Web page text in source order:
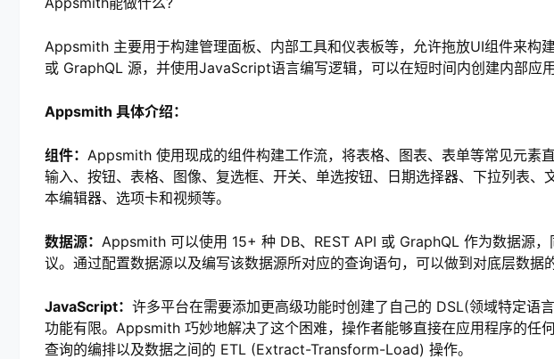
Appsmith 主要用于构建管理面板、内部工具和仪表板等，允许拖放UI组件来构
或 GraphQL 源，并使用JavaScript语言编写逻辑，可以在短时间内创建内部应用
Appsmith 具体介绍：
组件： Appsmith 使用现成的组件构建工作流，将表格、图表、表单等常见元素
输入、按钮、表格、图像、复选框、开关、单选按钮、日期选择器、下拉列表、
本编辑器、选项卡和视频等。
数据源： Appsmith 可以使用 15+ 种 DB、REST API 或 GraphQL 作为数据源
议。通过配置数据源以及编写该数据源所对应的查询语句，可以做到对底层数据
JavaScript： 许多平台在需要添加更高级功能时创建了自己的 DSL(领域特定语
功能有限。Appsmith 巧妙地解决了这个困难，操作者能够直接在应用程序的任
查询的编排以及数据之间的 ETL (Extract-Transform-Load) 操作。